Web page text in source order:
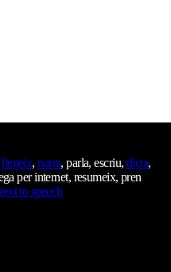
llegeix,narra, parla, escriu, dicta,
per internet, resumeix, pren
text to speech